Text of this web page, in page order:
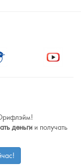
деньги и получать